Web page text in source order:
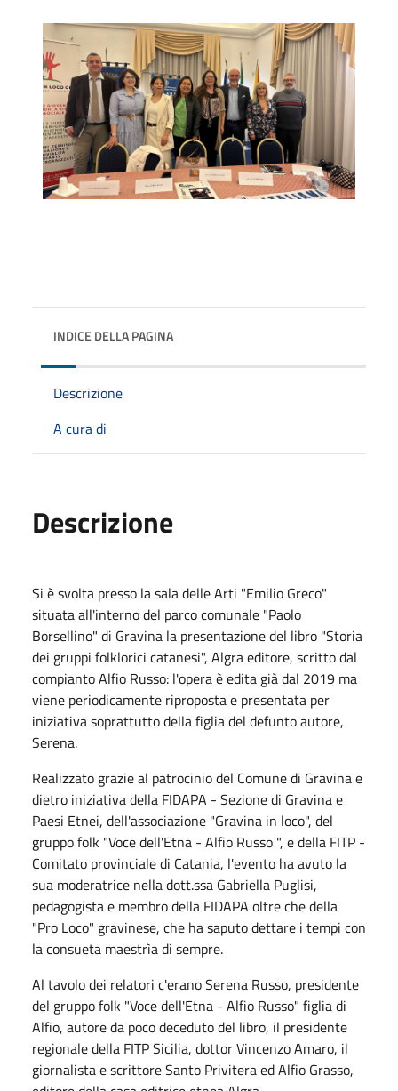
INDICE DELLA PAGINA
Descrizione
A cura di
Descrizione
Si è svolta presso la sala delle Arti "Emilio Greco"
situata all'interno del parco comunale "Paolo
Borsellino" di Gravina la presentazione del libro "Storia
dei gruppi folklorici catanesi", Algra editore, scritto dal
compianto Alfio Russo: l'opera è edita già dal 2019 ma
viene periodicamente riproposta e presentata per
iniziativa soprattutto della figlia del defunto autore,
Serena.
Realizzato grazie al patrocinio del Comune di Gravina e
dietro iniziativa della FIDAPA - Sezione di Gravina e
Paesi Etnei, dell'associazione "Gravina in loco", del
gruppo folk "Voce dell'Etna - Alfio Russo ", e della FITP -
Comitato provinciale di Catania, l'evento ha avuto la
sua moderatrice nella dott.ssa Gabriella Puglisi,
pedagogista e membro della FIDAPA oltre che della
"Pro Loco" gravinese, che ha saputo dettare i tempi con
la consueta maestrìa di sempre.
Al tavolo dei relatori c'erano Serena Russo, presidente
del gruppo folk "Voce dell'Etna - Alfio Russo" figlia di
Alfio, autore da poco deceduto del libro, il presidente
regionale della FITP Sicilia, dottor Vincenzo Amaro, il
giornalista e scrittore Santo Privitera ed Alfio Grasso,